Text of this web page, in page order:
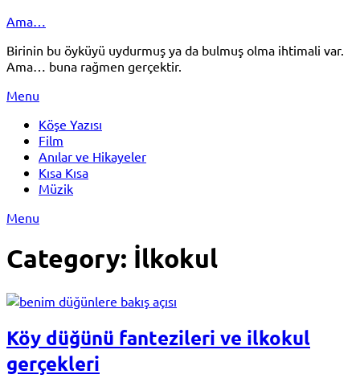
Skip
content
Ama…
Birinin bu öyküyü uydurmuş ya da bulmuş olma ihtimali var.
Ama… buna rağmen gerçektir.
Menu
Köşe Yazısı
Film
Anılar ve Hikayeler
Kısa Kısa
Müzik
Menu
Category: İlkokul
Köy düğünü fantezileri ve ilkokul
gerçekleri